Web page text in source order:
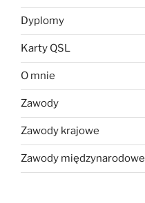
Dyplomy
Karty QSL
O mnie
Zawody
Zawody krajowe
Zawody międzynarodowe